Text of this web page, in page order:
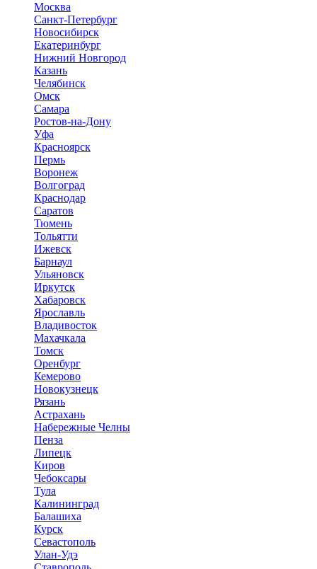
Москва
Санкт-Петербург
Новосибирск
Екатеринбург
Нижний Новгород
Казань
Челябинск
Омск
Самара
Ростов-на-Дону
Уфа
Красноярск
Пермь
Воронеж
Волгоград
Краснодар
Саратов
Тюмень
Тольятти
Ижевск
Барнаул
Ульяновск
Иркутск
Хабаровск
Ярославль
Владивосток
Махачкала
Томск
Оренбург
Кемерово
Новокузнецк
Рязань
Астрахань
Набережные Челны
Пенза
Липецк
Киров
Чебоксары
Тула
Калининград
Балашиха
Курск
Севастополь
Улан-Удэ